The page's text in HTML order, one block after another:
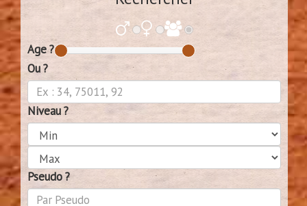
Age ?
Ou ?
Niveau ?
Pseudo ?